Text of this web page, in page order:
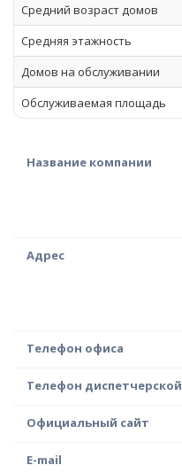
Средний возраст домов
Средняя этажность
Домов на обслуживании
Обслуживаемая площадь
Название компании
Адрес
Телефон офиса
Телефон диспетчерской
Официальный сайт
E-mail